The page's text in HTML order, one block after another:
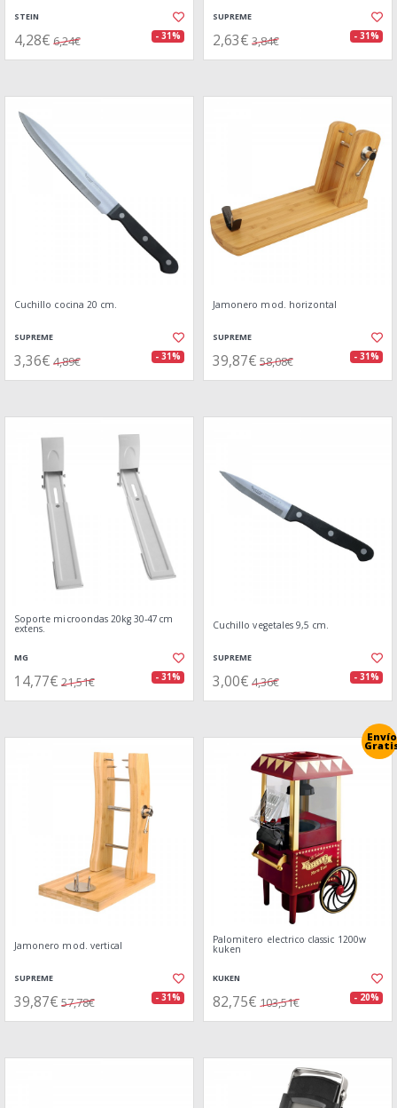
STEIN
4,28€ 6,24€ - 31%
SUPREME
2,63€ 3,84€ - 31%
Cuchillo cocina 20 cm.
SUPREME
3,36€ 4,89€ - 31%
Jamonero mod. horizontal
SUPREME
39,87€ 58,08€ - 31%
Soporte microondas 20kg 30-47cm
extens.
MG
14,77€ 21,51€ - 31%
Cuchillo vegetales 9,5 cm.
SUPREME
3,00€ 4,36€ - 31%
Jamonero mod. vertical
SUPREME
39,87€ 57,78€ - 31%
Envío
Palomitero electrico classic 1200w
kuken
KUKEN
82,75€ 103,51€ - 20%